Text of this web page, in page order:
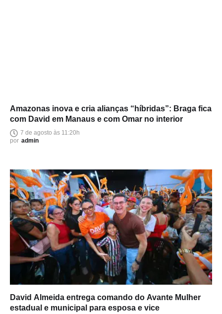
Amazonas inova e cria alianças “híbridas”: Braga fica
com David em Manaus e com Omar no interior
7 de agosto às 11:20h
por admin
David Almeida entrega comando do Avante Mulher
estadual e municipal para esposa e vice